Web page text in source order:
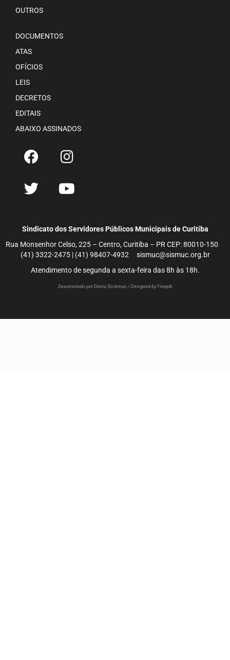
OUTROS
DOCUMENTOS
ATAS
OFÍCIOS
LEIS
DECRETOS
EDITAIS
ABAIXO ASSINADOS
Sindicato dos Servidores Públicos Municipais de Curitiba
Rua Monsenhor Celso, 225 – Centro, Curitiba – PR CEP: 80010-150
(41) 3322-2475 | (41) 98407-4932 sismuc@sismuc.org.br
Atendimento de segunda a sexta-feira das 8h às 18h.
Desenvolvido por Direta Sistemas / Designed by Freepik